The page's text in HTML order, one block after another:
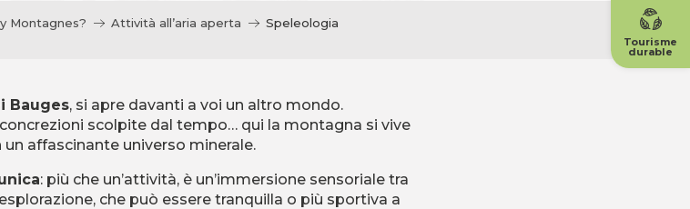
Tourisme
durable
Montagnes? Attività all’aria aperta Speleologia
Bauges, si apre davanti a voi un altro mondo.
scolpite dal tempo… qui la montagna si vive
un affascinante universo minerale.
: più che un’attività, è un’immersione sensoriale tra
che può essere tranquilla o più sportiva a